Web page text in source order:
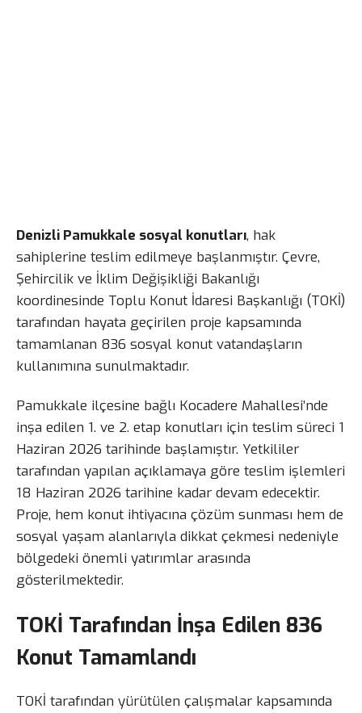
Denizli Pamukkale sosyal konutları, hak
sahiplerine teslim edilmeye başlanmıştır. Çevre,
Şehircilik ve İklim Değişikliği Bakanlığı
koordinesinde Toplu Konut İdaresi Başkanlığı (TOKİ)
tarafından hayata geçirilen proje kapsamında
tamamlanan 836 sosyal konut vatandaşların
kullanımına sunulmaktadır.
Pamukkale ilçesine bağlı Kocadere Mahallesi’nde
inşa edilen 1. ve 2. etap konutları için teslim süreci 1
Haziran 2026 tarihinde başlamıştır. Yetkililer
tarafından yapılan açıklamaya göre teslim işlemleri
18 Haziran 2026 tarihine kadar devam edecektir.
Proje, hem konut ihtiyacına çözüm sunması hem de
sosyal yaşam alanlarıyla dikkat çekmesi nedeniyle
bölgedeki önemli yatırımlar arasında
gösterilmektedir.
TOKİ Tarafından İnşa Edilen 836
Konut Tamamlandı
TOKİ tarafından yürütülen çalışmalar kapsamında